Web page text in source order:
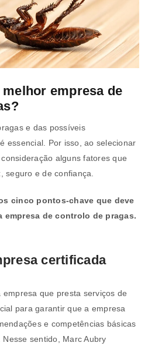
empresa de
e das possíveis
essencial. Por isso, ao selecionar
alguns fatores que
seguro e de confiança.
cinco pontos-chave que deve
empresa de controlo de pragas.
certificada
empresa que presta serviços de
para garantir que a empresa
e competências básicas
sentido, Marc Aubry